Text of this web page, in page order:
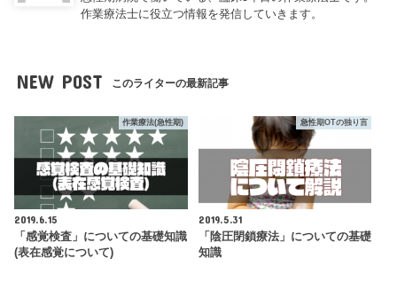
作業療法士に役立つ情報を発信していきます。
NEW POST このライターの最新記事
作業療法(急性期)
2019.6.15
「感覚検査」についての基礎知識
(表在感覚について)
急性期OTの独り言
2019.5.31
「陰圧閉鎖療法」についての基礎
知識